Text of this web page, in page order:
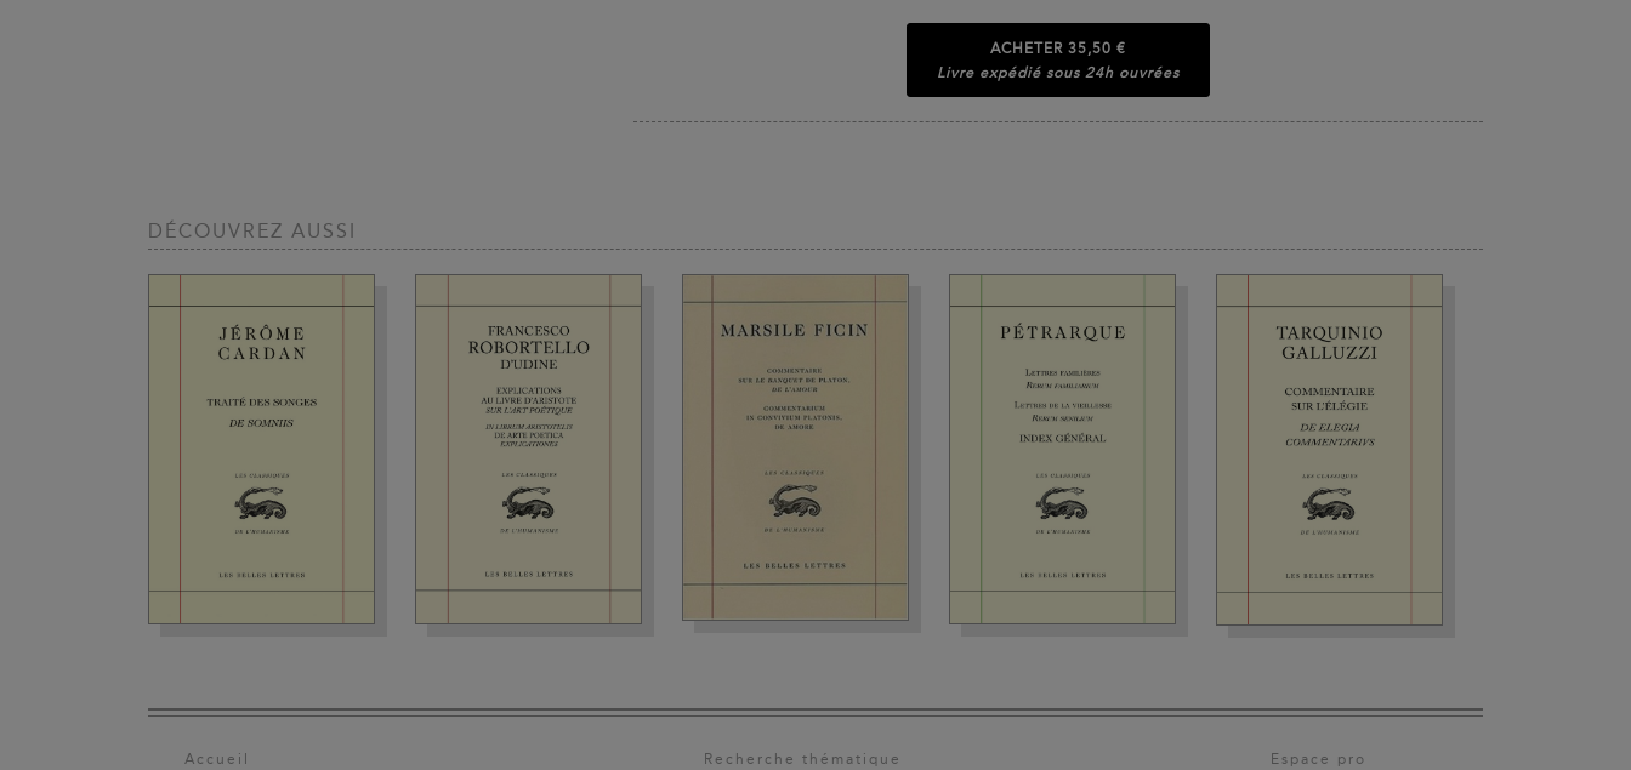
ACHETER 35,50 €
Livre expédié sous 24h ouvrées
DÉCOUVREZ AUSSI
Accueil Recherche thématique Espace pro